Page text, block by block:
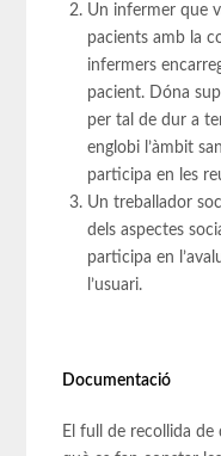
Un infermer que
pacients amb la
infermers
pacient. Dóna
per tal de dur a
englobi l’àmbit
participa en les
Un treballador
dels aspectes
participa en
l’usuari.
Documentació
El full de recollida de